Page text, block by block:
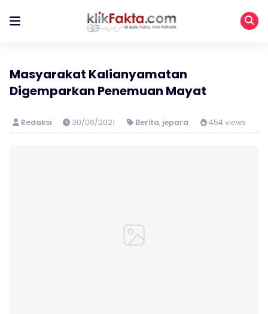
Masyarakat Kalianyamatan
Digemparkan Penemuan Mayat
Redaksi 30/06/2021 Berita, jepara 454 views